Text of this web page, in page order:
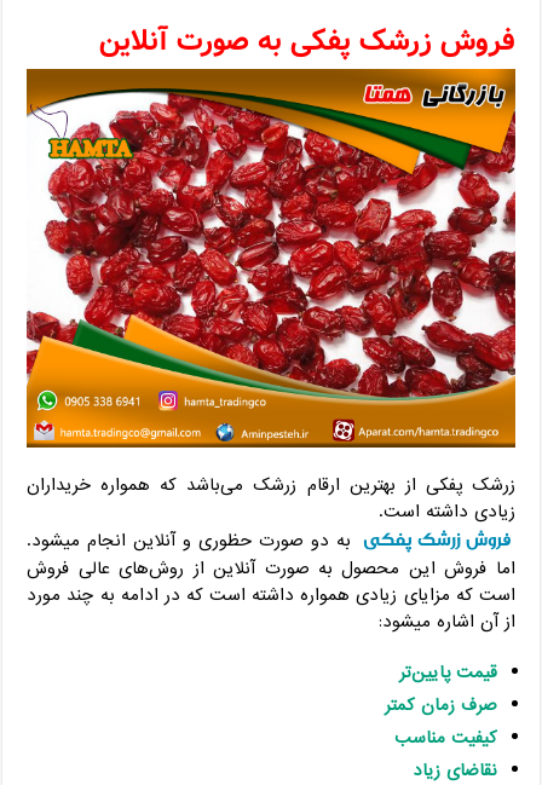
فروش زرشک پفکی به صورت آنلاین
زرشک پفکی از بهترین ارقام زرشک می‌باشد که همواره خریداران
زیادی داشته است.
فروش زرشک پفکی به دو صورت حظوری و آنلاین انجام میشود.
اما فروش این محصول به صورت آنلاین از روش‌های عالی فروش
است که مزایای زیادی همواره داشته است که در ادامه به چند مورد
از آن اشاره میشود:
قیمت پایین‌تر
صرف زمان کمتر
کیفیت مناسب
نقاضای زیاد